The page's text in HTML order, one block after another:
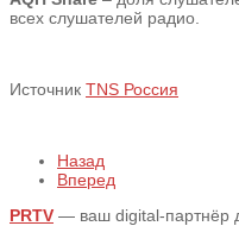
всех слушателей радио.
Источник TNS Россия
Назад
Вперед
PRTV — ваш digital-партнёр